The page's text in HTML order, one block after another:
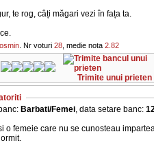
te rog, câți măgari vezi în fața ta.
. Nr voturi 28, medie nota 2.82
Trimite unui prieten
Barbati/Femei, data setare banc:
o femeie care nu se cunosteau